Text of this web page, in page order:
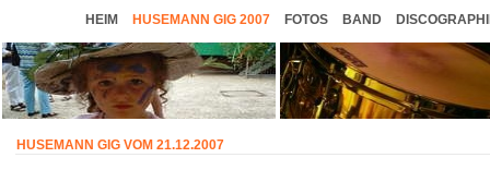
HEIM HUSEMANN GIG 2007 FOTOS BAND
HUSEMANN GIG VOM 21.12.2007